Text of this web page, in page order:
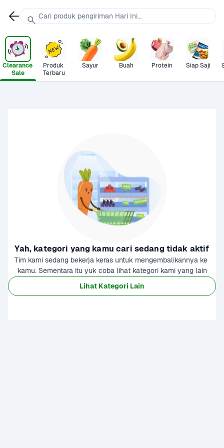
Clearance
Sale
Produk
Terbaru
Sayur Buah Protein Siap Saji
Yah, kategori yang kamu cari sedang tidak aktif
Tim kami sedang bekerja keras untuk mengembalikannya ke
kamu. Sementara itu yuk coba lihat kategori kami yang lain
Lihat Kategori Lain
Cari produk pengiriman Hari Ini...